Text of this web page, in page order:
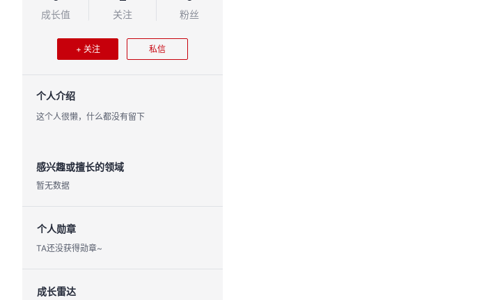
成长值 关注 粉丝
+ 关注 私信
个人介绍
这个人很懒，什么都没有留下
感兴趣或擅长的领域
暂无数据
个人勋章
TA还没获得勋章~
成长雷达